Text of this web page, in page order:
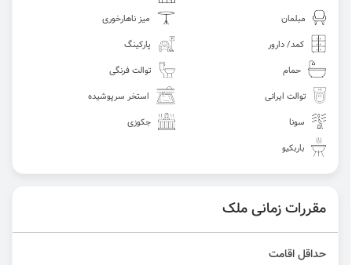
مبلمان
میز ناهارخوری
کمد/ دارور
پارکینگ
حمام
توالت فرنگی
توالت ایرانی
استخر سرپوشیده
سونا
جکوزی
باربکیو
مقررات زمانی ملک
حداقل اقامت